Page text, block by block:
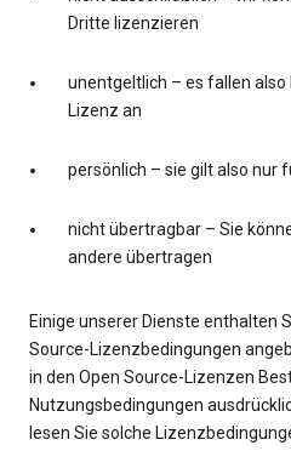
Dritte lizenzieren
unentgeltlich – es fallen also
Lizenz an
persönlich – sie gilt also nur
nicht übertragbar – Sie
andere übertragen
Einige unserer Dienste enthalten
Source-Lizenzbedingungen
in den Open Source-Lizenzen
Nutzungsbedingungen
lesen Sie solche